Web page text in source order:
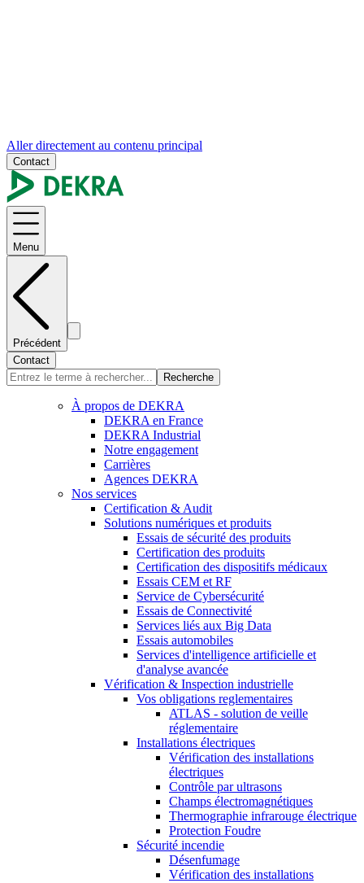
Aller directement au contenu principal
Contact
Menu
Précédent
Contact
Recherche
À propos de DEKRA
DEKRA en France
DEKRA Industrial
Notre engagement
Carrières
Agences DEKRA
Nos services
Certification & Audit
Solutions numériques et produits
Essais de sécurité des produits
Certification des produits
Certification des dispositifs médicaux
Essais CEM et RF
Service de Cybersécurité
Essais de Connectivité
Services liés aux Big Data
Essais automobiles
Services d'intelligence artificielle et
d'analyse avancée
Vérification & Inspection industrielle
Vos obligations reglementaires
ATLAS - solution de veille
réglementaire
Installations électriques
Vérification des installations
électriques
Contrôle par ultrasons
Champs électromagnétiques
Thermographie infrarouge électrique
Protection Foudre
Sécurité incendie
Désenfumage
Vérification des installations